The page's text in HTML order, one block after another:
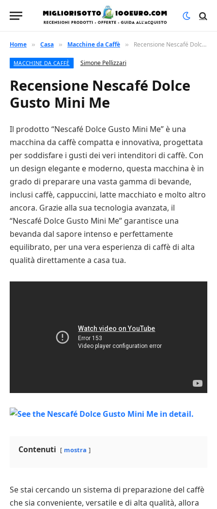
Home » Casa » Macchine da Caffè » Recensione Nescafé Dolce Gusto Mini Me
MACCHINE DA CAFFÈ Simone Pellizzari
Recensione Nescafé Dolce
Gusto Mini Me
Il prodotto “Nescafé Dolce Gusto Mini Me” è una
macchina da caffè compatta e innovativa, progettata
per soddisfare i gusti dei veri intenditori di caffè. Con
un design elegante e moderno, questa macchina è in
grado di preparare una vasta gamma di bevande,
inclusi caffè, cappuccini, latte macchiato e molto altro
ancora. Grazie alla sua tecnologia avanzata, il
“Nescafé Dolce Gusto Mini Me” garantisce una
bevanda dal sapore intenso e perfettamente
equilibrato, per una vera esperienza di caffè di alta
qualità direttamente a casa tua.
Contenuti mostra
Se stai cercando un sistema di preparazione del caffè
che sia conveniente, versatile e di alta qualità, allora